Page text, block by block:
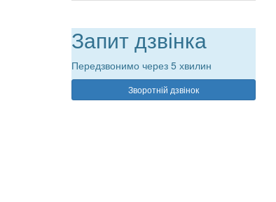
Запит дзвінка
Передзвонимо через 5 хвилин
Зворотній дзвінок